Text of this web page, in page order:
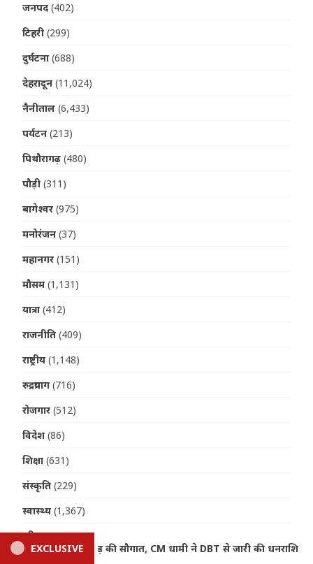
जनपद (402)
टिहरी (299)
दुर्घटना (688)
देहरादून (11,024)
नैनीताल (6,433)
पर्यटन (213)
पिथौरागढ़ (480)
पौड़ी (311)
बागेश्वर (975)
मनोरंजन (37)
महानगर (151)
मौसम (1,131)
यात्रा (412)
राजनीति (409)
राष्ट्रीय (1,148)
रुद्रप्रयाग (716)
रोजगार (512)
विदेश (86)
शिक्षा (631)
संस्कृति (229)
स्वास्थ्य (1,367)
हरिद्वार(912)
EXCLUSIVE
धनराशि Uttarakhand Weather: मानसून बरकरार, आज 4